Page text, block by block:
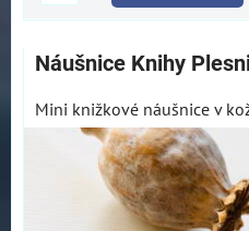
Náušnice Knihy
Mini knižkové náušnice v